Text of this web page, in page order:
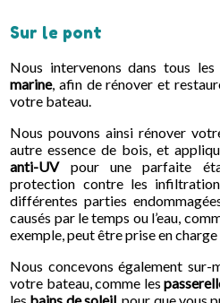
Sur le pont
Nous intervenons dans tous les
marine, afin de rénover et
votre bateau.
Nous pouvons ainsi rénover
autre essence de bois, et
anti-UVpour une parfaite
protection contre les
différentes parties
causés par le temps ou l’eau,
exemple, peut être prise en
Nous concevons également sur-
votre bateau, comme les
les bains de soleil , pour que vous